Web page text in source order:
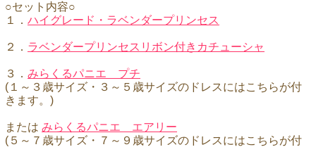
○セット内容○
１． ハイグレード・ラベンダープリンセス
２． ラベンダープリンセスリボン付きカチューシャ
３． みらくるパニエ プチ
(１～３歳サイズ・３～５歳サイズのドレスにはこちらが付
きます。)
または みらくるパニエ エアリー
(５～７歳サイズ・７～９歳サイズのドレスにはこちらが付